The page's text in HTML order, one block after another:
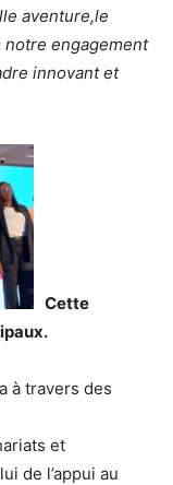
aventure,le
engagement
innovant et
Cette
à travers des
et
de l’appui au